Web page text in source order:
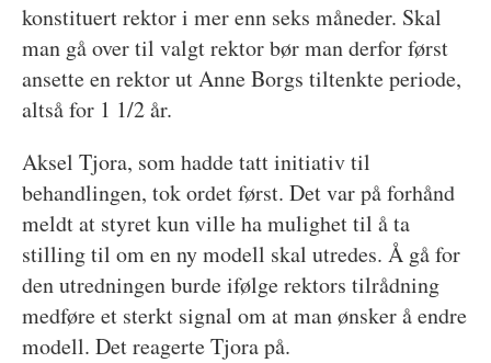
konstituert rektor i mer enn seks måneder. Skal
man gå over til valgt rektor bør man derfor først
ansette en rektor ut Anne Borgs tiltenkte periode,
altså for 1 1/2 år.
Aksel Tjora, som hadde tatt initiativ til
behandlingen, tok ordet først. Det var på forhånd
meldt at styret kun ville ha mulighet til å ta
stilling til om en ny modell skal utredes. Å gå for
den utredningen burde ifølge rektors tilrådning
medføre et sterkt signal om at man ønsker å endre
modell. Det reagerte Tjora på.